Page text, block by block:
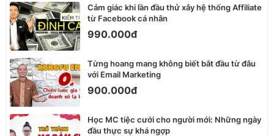
Cảm giác khi lần đầu thử xây hệ thống Affiliate
từ Facebook cá nhân
990.000đ
Từng hoang mang không biết bắt đầu từ đâu
với Email Marketing
900.000đ
Học MC tiệc cưới cho người mới: Những ngày
đầu thực sự khá ngợp